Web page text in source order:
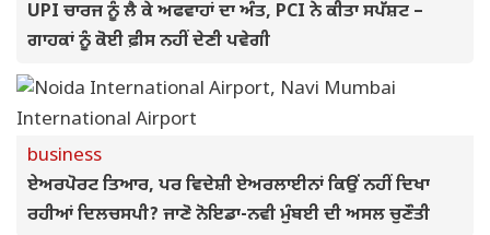
UPI ਚਾਰਜ ਨੂੰ ਲੈ ਕੇ ਅਫਵਾਹਾਂ ਦਾ ਅੰਤ, PCI ਨੇ ਕੀਤਾ ਸਪੱਸ਼ਟ –
ਗਾਹਕਾਂ ਨੂੰ ਕੋਈ ਫ਼ੀਸ ਨਹੀਂ ਦੇਣੀ ਪਵੇਗੀ
business
ਏਅਰਪੋਰਟ ਤਿਆਰ, ਪਰ ਵਿਦੇਸ਼ੀ ਏਅਰਲਾਈਨਾਂ ਕਿਉਂ ਨਹੀਂ ਦਿਖਾ
ਰਹੀਆਂ ਦਿਲਚਸਪੀ? ਜਾਣੋ ਨੋਇਡਾ-ਨਵੀ ਮੁੰਬਈ ਦੀ ਅਸਲ ਚੁਣੌਤੀ